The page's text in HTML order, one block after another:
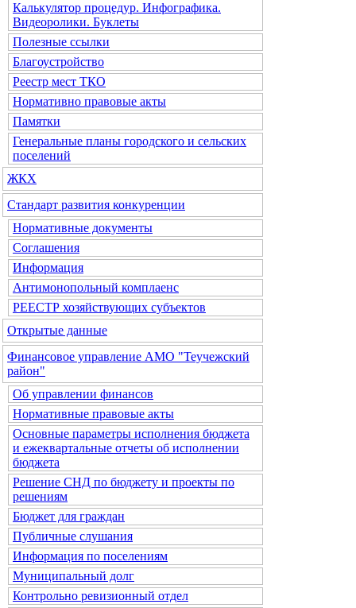
Калькулятор процедур. Инфографика.
Видеоролики. Буклеты
Полезные ссылки
Благоустройство
Реестр мест ТКО
Нормативно правовые акты
Памятки
Генеральные планы городского и сельских
поселений
ЖКХ
Стандарт развития конкуренции
Нормативные документы
Соглашения
Информация
Антимонопольный комплаенс
РЕЕСТР хозяйствующих субъектов
Открытые данные
Финансовое управление АМО "Теучежский
район"
Об управлении финансов
Нормативные правовые акты
Основные параметры исполнения бюджета
и ежеквартальные отчеты об исполнении
бюджета
Решение СНД по бюджету и проекты по
решениям
Бюджет для граждан
Публичные слушания
Информация по поселениям
Муниципальный долг
Контрольно ревизионный отдел